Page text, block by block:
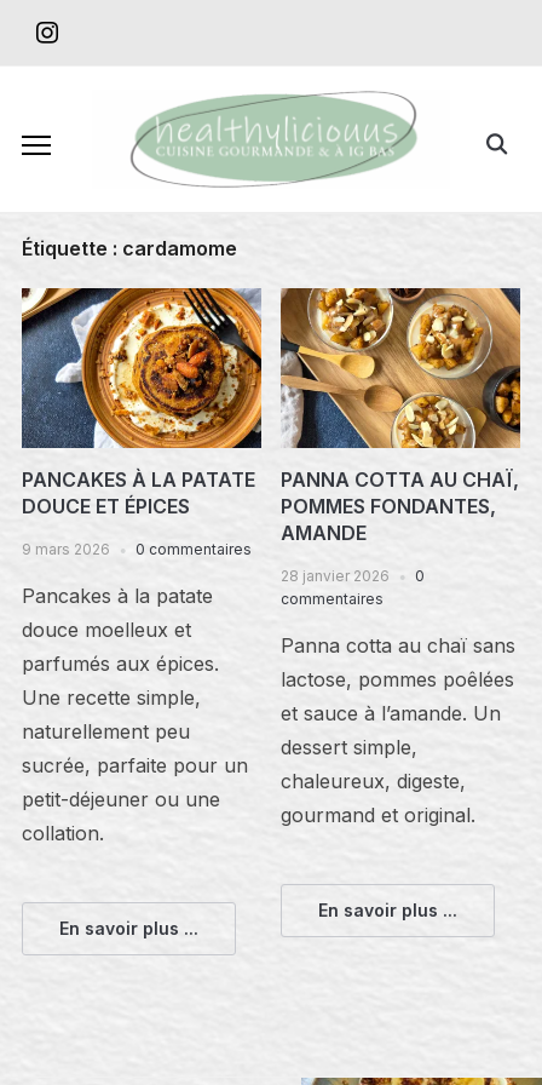
instagram
Search
Étiquette : cardamome
PANCAKES À LA PATATE
DOUCE ET ÉPICES
9 mars 2026 0 commentaires
Pancakes à la patate
douce moelleux et
parfumés aux épices.
Une recette simple,
naturellement peu
sucrée, parfaite pour un
petit-déjeuner ou une
collation.
En savoir plus ...
PANNA COTTA AU CHAÏ,
POMMES FONDANTES,
AMANDE
28 janvier 2026
0
commentaires
Panna cotta au chaï sans
lactose, pommes poêlées
et sauce à l’amande. Un
dessert simple,
chaleureux, digeste,
gourmand et original.
En savoir plus ...